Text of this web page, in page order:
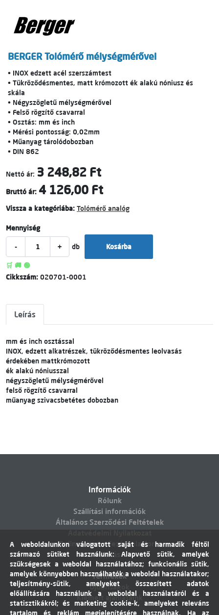
BERGER Tolómérő mélységmérővel
• INOX edzett acél szerszámtest
• Tükröződésmentes, matt krómozott ék alakú nóniusz és
skála
• Négyszögletű mélységmérővel
• Felső rögzítő csavarral
• Osztás: mm és inch
• Mérési pontosság: 0,02mm
• Műanyag tárolódobozban
• DIN 862
Nettó ár: 3 248,82 Ft
Bruttó ár: 4 126,00 Ft
Vissza a kategóriába: Tolómérő analóg
Mennyiség
- + db Kosárba
🛒 🚚 🟢
Cikkszám: 020701-0001
Leírás
mm és inch osztással
INOX, edzett alkatrészek, tükröződésmentes leolvasás
érdekében mattkrómozott
ék alakú nóniusszal
négyszögletű mélységmérővel
felső rögzítő csavarral
műanyag szivacsbetétes dobozban
Információk
Rólunk
Szállítási információk
Általános Szerződési Feltételek
Online vitarendezési platform
Elállás
Termékek
Újdonságok
Kiemelt ajánlataink
A weboldalunkon válogatott saját és harmadik féltől
származó sütiket használunk: Alapvető sütik, amelyek
szükségesek a weboldal használatához; funkcionális sütik,
amelyek könnyebben használhatók a weboldal használatakor;
teljesítmény-sütik, amelyeket összesített adatok
előállítására használunk a weboldal használatáról és a
statisztikákról; és marketing cookie-k, amelyeket releváns
tartalom és reklám megjelenítésére használnak. Ha az